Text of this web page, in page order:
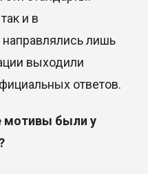
и в
лишь
выходили
ответов.
мотивы были у